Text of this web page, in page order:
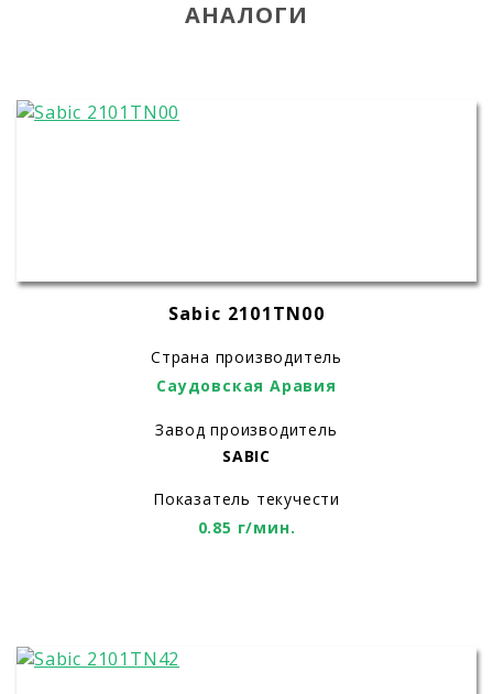
АНАЛОГИ
Sabic 2101TN00
Страна производитель
Саудовская Аравия
Завод производитель
SABIC
Показатель текучести
0.85 г/мин.